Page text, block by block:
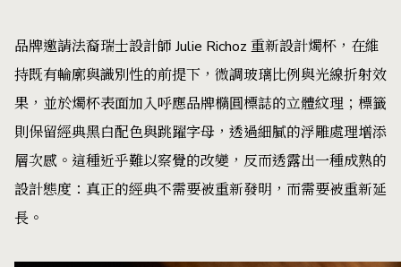
品牌邀請法裔瑞士設計師 Julie Richoz 重新設計燭杯，在維
持既有輪廓與識別性的前提下，微調玻璃比例與光線折射效
果，並於燭杯表面加入呼應品牌橢圓標誌的立體紋理；標籤
則保留經典黑白配色與跳躍字母，透過細膩的浮雕處理增添
層次感。這種近乎難以察覺的改變，反而透露出一種成熟的
設計態度：真正的經典不需要被重新發明，而需要被重新延
長。